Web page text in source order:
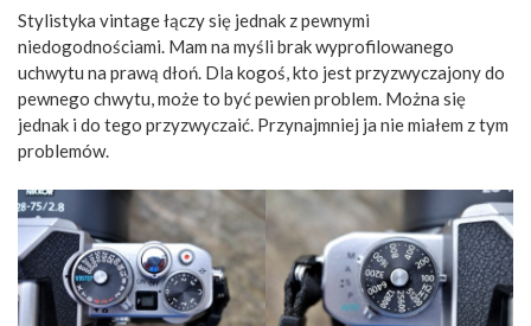
Stylistyka vintage łączy się jednak z pewnymi
niedogodnościami. Mam na myśli brak wyprofilowanego
uchwytu na prawą dłoń. Dla kogoś, kto jest przyzwyczajony do
pewnego chwytu, może to być pewien problem. Można się
jednak i do tego przyzwyczaić. Przynajmniej ja nie miałem z tym
problemów.